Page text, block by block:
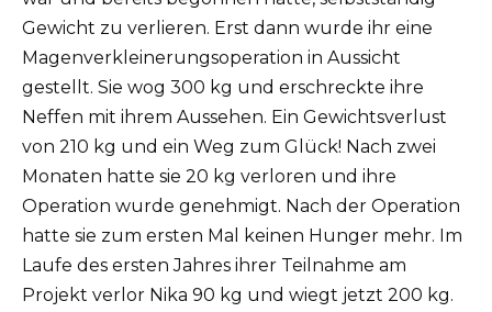
Gewicht zu verlieren. Erst dann wurde ihr eine
Magenverkleinerungsoperation in Aussicht
gestellt. Sie wog 300 kg und erschreckte ihre
Neffen mit ihrem Aussehen. Ein Gewichtsverlust
von 210 kg und ein Weg zum Glück! Nach zwei
Monaten hatte sie 20 kg verloren und ihre
Operation wurde genehmigt. Nach der Operation
hatte sie zum ersten Mal keinen Hunger mehr. Im
Laufe des ersten Jahres ihrer Teilnahme am
Projekt verlor Nika 90 kg und wiegt jetzt 200 kg.